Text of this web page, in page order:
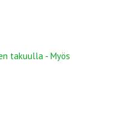
takuulla - Myös